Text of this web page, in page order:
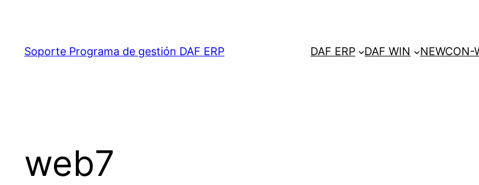
contenido
Soporte Programa de gestión DAF ERP DAF ERP DAF WIN NEWCON-
web7